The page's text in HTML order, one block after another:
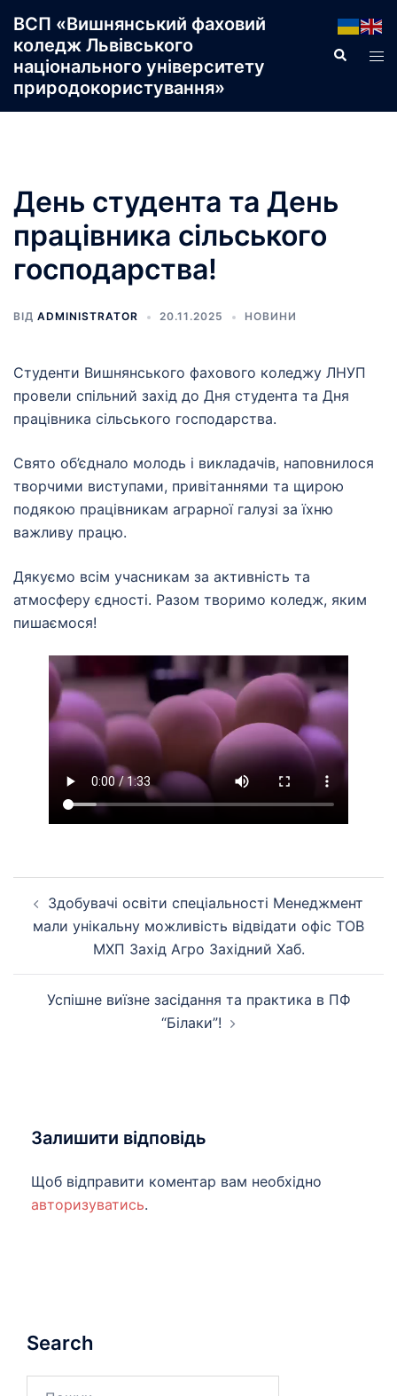
до
вмісту
ВСП «Вишнянський фаховий
коледж Львівського
національного університету
природокористування»
Пошук
День студента та День
працівника сільського
господарства!
ВІД ADMINISTRATOR 20.11.2025 НОВИНИ
Студенти Вишнянського фахового коледжу ЛНУП
провели спільний захід до Дня студента та Дня
працівника сільського господарства.
Свято об’єднало молодь і викладачів, наповнилося
творчими виступами, привітаннями та щирою
подякою працівникам аграрної галузі за їхню
важливу працю.
Дякуємо всім учасникам за активність та
атмосферу єдності. Разом творимо коледж, яким
пишаємося!
по
запису
Здобувачі освіти спеціальності Менеджмент
мали унікальну можливість відвідати офіс ТОВ
МХП Захід Агро Західний Хаб.
Успішне виїзне засідання та практика в ПФ
“Білаки”!
Залишити відповідь
Щоб відправити коментар вам необхідно
авторизуватись.
Search